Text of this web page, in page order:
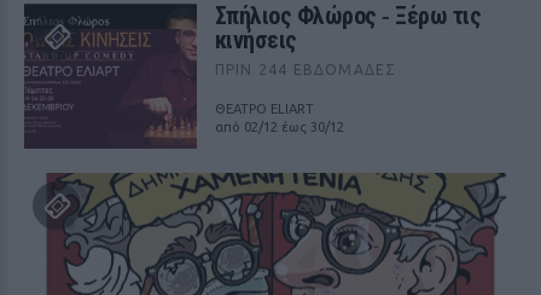
Σπήλιος Φλώρος ‑ Ξέρω τις
κινήσεις
ΠΡΙΝ 244 ΕΒΔΟΜΆΔΕΣ
ΘΕΑΤΡΟ ELIART
από 02/12 έως 30/12